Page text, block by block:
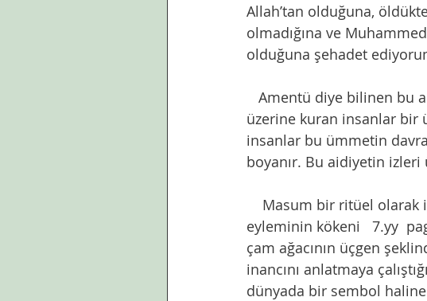
Allah’tan olduğuna,
olmadığına ve
olduğuna şehadet
üzerine kuran insanlar bir
insanlar bu ümmetin
boyanır. Bu aidiyetin
eyleminin kökeni   7.yy
çam ağacının üçgen
inancını anlatmaya
dünyada bir sembol